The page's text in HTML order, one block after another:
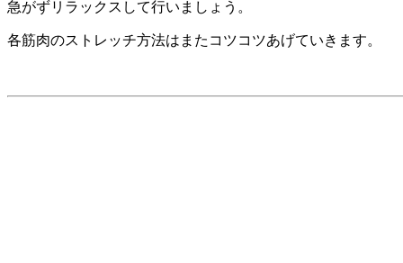
急がずリラックスして行いましょう。
各筋肉のストレッチ方法はまたコツコツあげていきます。